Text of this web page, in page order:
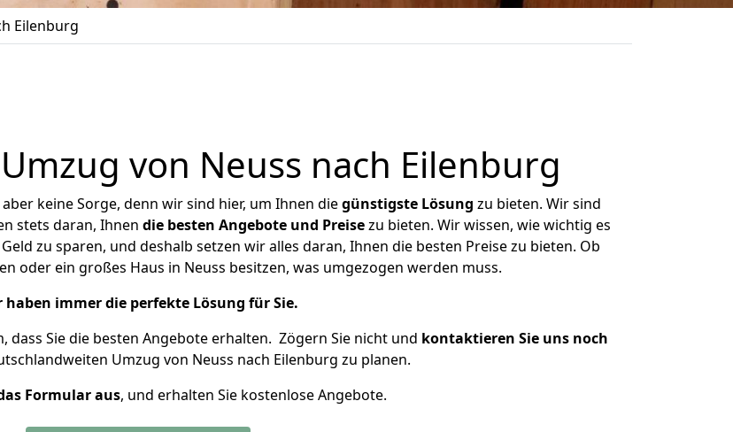
Eilenburg
von Neuss nach Eilenburg
keine Sorge, denn wir sind hier, um Ihnen diegünstigste Lösung zu bieten. Wir sind
stets daran, Ihnen die besten Angebote und Preisezu bieten. Wir wissen, wie wichtig es
zu sparen, und deshalb setzen wir alles daran, Ihnen die besten Preise zu bieten. Ob
oder ein großes Haus in Neuss besitzen, was umgezogen werden muss.
haben immer die perfekte Lösung für Sie.
dass Sie die besten Angebote erhalten. Zögern Sie nicht und kontaktieren Sie uns noch
Umzug von Neuss nach Eilenburg zu planen.
Formular aus, und erhalten Sie kostenlose Angebote.